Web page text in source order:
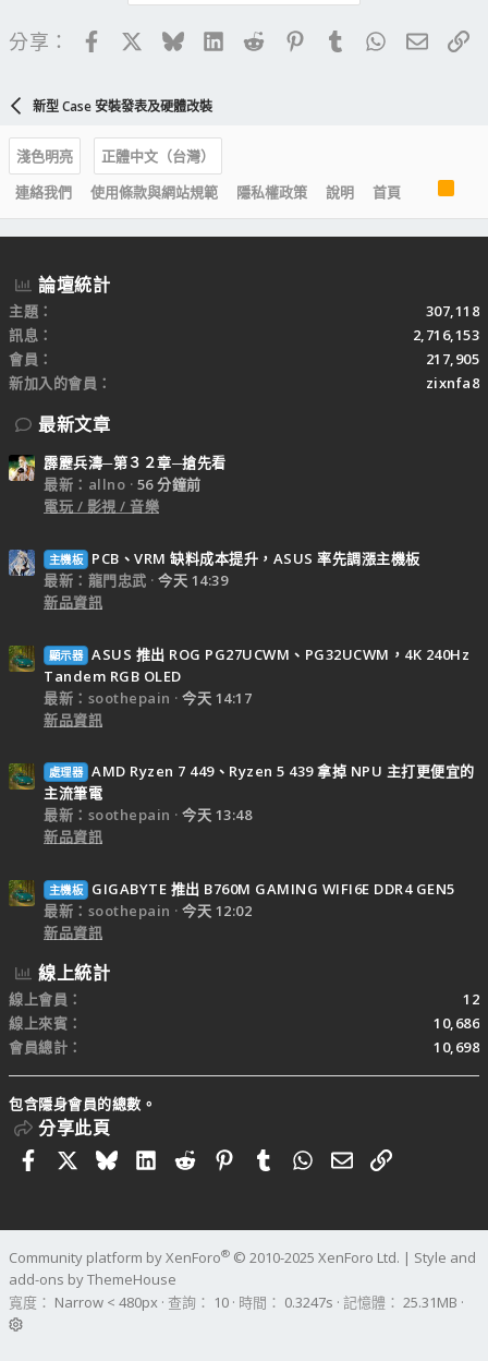
分享： FacebookBlueskyLinkedIn
Reddit PinterestTumblrWhatsApp
電子
新型 Case 安裝發表及硬體改裝
淺色明亮
正體中文（台灣）
連絡我們
使用條款與網站規範 隱私權政策 說明 首頁
R
S
S
論壇統計
主題
307,118
訊息
2,716,153
會員
217,905
新加入的會員
zixnfa8
最新文章
霹靂兵濤─第３２章─搶先看
最新：allno
56 分鐘前
電玩 / 影視 / 音樂
主機板
PCB、VRM 缺料成本提升，ASUS 率先調漲主機板
最新：龍門忠武
今天 14:39
新品資訊
顯示器 ASUS 推出 ROG PG27UCWM、PG32UCWM，4K 240Hz
Tandem RGB OLED
最新：soothepain
今天 14:17
新品資訊
處理器 AMD Ryzen 7 449、Ryzen 5 439 拿掉 NPU 主打更便宜的
主流筆電
最新：soothepain
今天 13:48
新品資訊
主機板
GIGABYTE 推出 B760M GAMING WIFI6E DDR4 GEN5
最新：soothepain
今天 12:02
新品資訊
線上統計
線上會員
12
線上來賓
10,686
會員總計
10,698
包含隱身會員的總數。
分享此頁
FacebookBlueskyLinkedIn
RedditPinterestTumblrWhatsApp
電子郵件
連結
Community platform by XenForo® © 2010-2025 XenForo Ltd. | Style and
add-ons by ThemeHouse
寬度
查詢 10 時間 0.3247s 記憶體 25.31MB